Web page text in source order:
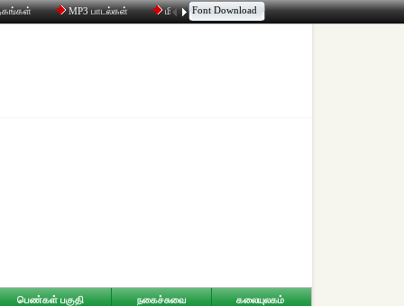
MP3 பாடல்கள் மின்னஞ்சல் திரட்டி உரையாடல்
Font Download
பெண்கள் பகுதி நகைச்சுவை கலையுலகம்